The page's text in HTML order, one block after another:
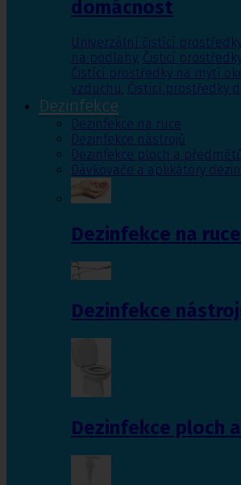
domácnost
Univerzální čistící prostředky
na podlahy, Čisticí
Čistící prostředky na mytí
vzduchu, Čistící prostředky
Dezinfekce
Dezinfekce na ruce
Dezinfekce nástrojů
Dezinfekce ploch a předmětů
Dávkovače a aplikátory
Dezinfekce na ruce
Dezinfekce
Dezinfekce ploch